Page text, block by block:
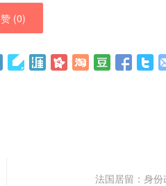
赞 (0)
法国居留：身